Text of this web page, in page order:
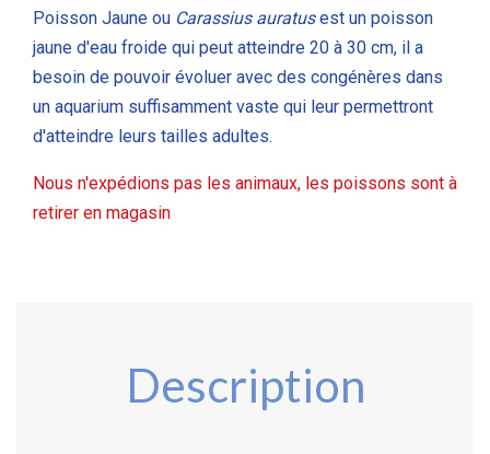
Poisson Jaune ou Carassius auratusest un poisson
jaune d'eau froide qui peut atteindre 20 à 30 cm, il a
besoin de pouvoir évoluer avec des congénères dans
un aquarium suffisamment vaste qui leur permettront
d'atteindre leurs tailles adultes.
Nous n'expédions pas les animaux, les poissons sont à
retirer en magasin
Description